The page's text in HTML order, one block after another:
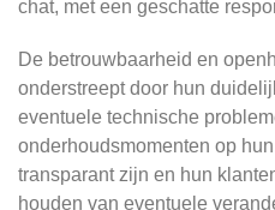
chat, met een geschatte
De betrouwbaarheid en
onderstreept door hun
eventuele technische
onderhoudsmomenten op
transparant zijn en hun
houden van eventuele